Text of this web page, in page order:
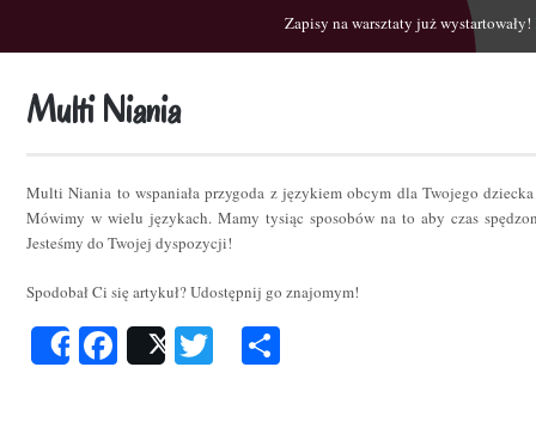
Zapisy na warsztaty już wystartowały!
Multi Niania
Multi Niania to wspaniała przygoda z językiem obcym dla Twojego
Mówimy w wielu językach. Mamy tysiąc sposobów na to aby czas
Jesteśmy do Twojej dyspozycji!
Spodobał Ci się artykuł? Udostępnij go znajomym!
ShareFacebook
Post Twitter